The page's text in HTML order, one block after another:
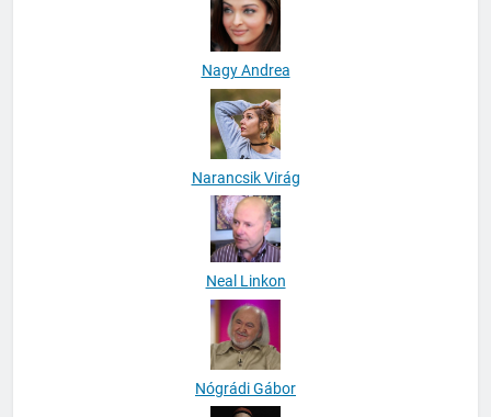
Nagy Andrea
Narancsik Virág
Neal Linkon
Nógrádi Gábor